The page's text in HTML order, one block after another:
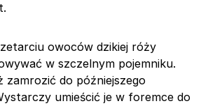
owoców dzikiej róży
w szczelnym pojemniku.
zamrozić do późniejszego
umieścić je w foremce do